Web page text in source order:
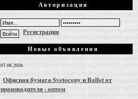
Авторизация
Регистрация
Новые объявления
07.08.2026
Офисная бумага Svetocopy и Ballet от
производителя - оптом